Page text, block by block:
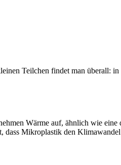
Teilchen findet man überall:
Wärme auf, ähnlich wie eine
dass Mikroplastik den